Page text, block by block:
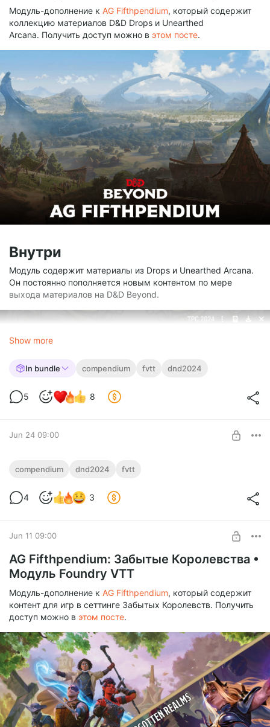
(2024).
Модуль-дополнение к AG Fifthpendium, который содержит
коллекцию материалов D&D Drops и Unearthed
Arcana. Получить доступ можно в этом посте.
Внутри
Модуль содержит материалы из Drops и Unearthed Arcana.
Он постоянно пополняется новым контентом по мере
выхода материалов на D&D Beyond.
Show more
In bundle compendium fvtt dnd2024
5 8
Jun 24 09:00
AG Fifthpendium: Beyond
Unearthed Arcana.
Level required:
Искатель приключений
compendium dnd2024 fvtt
4 3
Jun 11 09:00
AG Fifthpendium: Забытые Королевства •
Модуль Foundry VTT
Модуль-дополнение к AG Fifthpendium, который содержит
контент для игр в сеттинге Забытых Королевств. Получить
доступ можно в этом посте.